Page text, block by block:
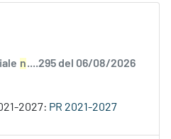
n....295 del 06/08/2026
2027: PR 2021-2027